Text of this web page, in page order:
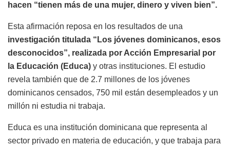
hacen “tienen más de una mujer, dinero y viven bien”.
Esta afirmación reposa en los resultados de una
investigación titulada “Los jóvenes dominicanos, esos
desconocidos”, realizada por Acción Empresarial por
la Educación (Educa) y otras instituciones. El estudio
revela también que de 2.7 millones de los jóvenes
dominicanos censados, 750 mil están desempleados y un
millón ni estudia ni trabaja.
Educa es una institución dominicana que representa al
sector privado en materia de educación, y que trabaja para